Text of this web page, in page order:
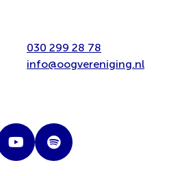
030 299 28 78
info@oogvereniging.nl